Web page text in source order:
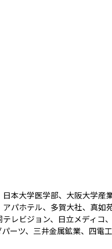
本大学医学部、大阪大学
パホテル、多賀大社、真
レビジョン、日立メディ
ーツ、三井金属鉱業、四